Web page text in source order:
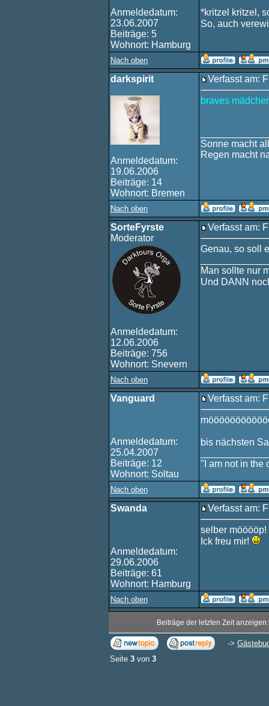
Anmeldedatum:
23.06.2007
Beiträge: 5
Wohnort: Hamburg
*kritzel kritzel,
So, auch
Nach oben
darkspirit
Anmeldedatum:
19.06.2006
Beiträge: 14
Wohnort: Bremen
Verfasst am:
braves
Sonne macht
Regen macht
Nach oben
SorteFyrste
Moderator
Anmeldedatum:
12.06.2006
Beiträge: 756
Wohnort: Snevern
Verfasst am:
Genau, so soll
Man sollte nur
Und DANN
Nach oben
Vanguard
Anmeldedatum:
25.04.2007
Beiträge: 12
Wohnort: Soltau
Verfasst am:
bis nächsten
"I am not in the
Nach oben
Swanda
Anmeldedatum:
29.06.2006
Beiträge: 61
Wohnort: Hamburg
Verfasst am:
selber mööööp!
Ick freu mir!
Nach oben
Beiträge der letzten Zeit
->
Seite 3 von 3